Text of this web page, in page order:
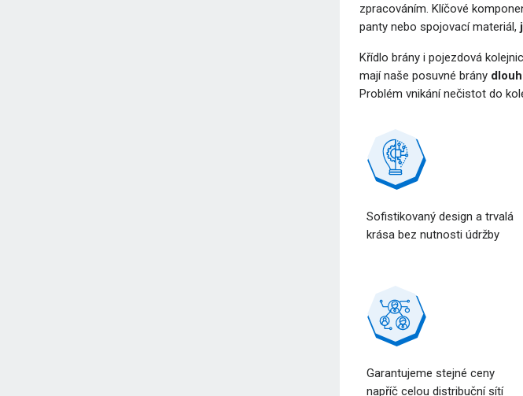
zpracováním. Klíčové
panty nebo spojovací materiál,
Křídlo brány i pojezdová
mají naše posuvné brány
Problém vnikání nečistot do
Sofistikovaný design a trvalá
krása bez nutnosti údržby
Garantujeme stejné ceny
napříč celou distribuční sítí